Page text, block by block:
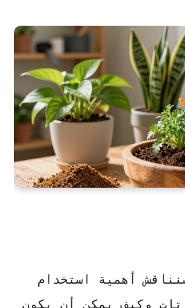
أهمية استخدام
وكيف يمكن أن يكون